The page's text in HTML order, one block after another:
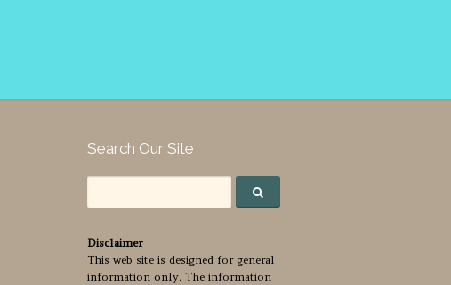
Search Our Site
Disclaimer
This web site is designed for general
information only. The information